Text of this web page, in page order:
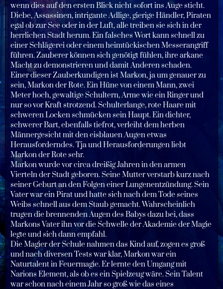
wenn dies auf den ersten Blick nicht sofort ins Auge sticht.
Diebe, Assassinen, intrigante Adlige, gierige Händler, Piraten
egal ob zur See oder in der Luft, alle treiben sie sich in der
herrlichen Stadt herum. Ein falsches Wort kann schnell zu
einer Schlägerei oder einem heimtückischen Messerangriff
führen. Zauberer können sich genötigt fühlen, ihre arkane
Macht zu demonstrieren und damit Anderen schaden.
Einer dieser Zauberkundigen ist Markon, ja um genauer zu
sein, Markon der Rote. Ein Hüne von einem Mann, zwei
Meter hoch, gewaltige Schultern, Arme wie ein Ringer und
nur so vor Kraft strotzend. Schulterlange, rote Haare mit
schweren Locken schmücken sein Haupt. Ein dichter,
schwerer Bart, ebenfalls tiefrot, verleiht dem herben
Männergesicht mit den eisblauen Augen etwas
Herausforderndes. Tja und Herausforderungen liebt
Markon der Rote sehr.
Markon wurde vor circa dreißig Jahren in den armen
Vierteln der Stadt geboren. Seine Mutter verstarb kurz nach
seiner Geburt an den Folgen einer Lungenentzündung. Sein
Vater war ein Pirat und hatte sich nach dem Tode seines
Weibs schnell aus dem Staub gemacht. Wahrscheinlich
trugen die brennenden Augen des Babys dazu bei, dass
Markons Vater ihn vor die Schwelle der Akademie der Magie
legte und sich dann empfahl.
Die Magier der Schule nahmen das Kind auf, zogen es groß
und nach diversen Tests war klar, Markon war ein
Naturtalent in Feuermagie. Er lernte den Umgang mit
Narions Element, als ob es ein Spielzeug wäre. Sein Talent
war schon nach einem Jahr so groß wie das eines